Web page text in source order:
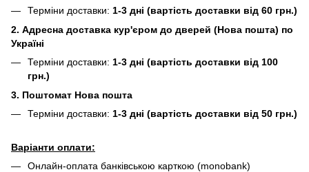
Терміни доставки: 1-3 дні (вартість доставки від 60 грн.)
2. Адресна доставка кур'єром до дверей (Нова пошта) по
Україні
Терміни доставки: 1-3 дні (вартість доставки від 100
грн.)
3. Поштомат Нова пошта
Терміни доставки: 1-3 дні (вартість доставки від 50 грн.)
Варіанти оплати:
Онлайн-оплата банківською карткою (monobank)